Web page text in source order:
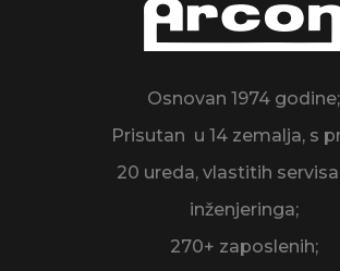
Osnovan 1974 godine;
Prisutan u 14 zemalja, s
20 ureda, vlastitih
inženjeringa;
270+ zaposlenih;